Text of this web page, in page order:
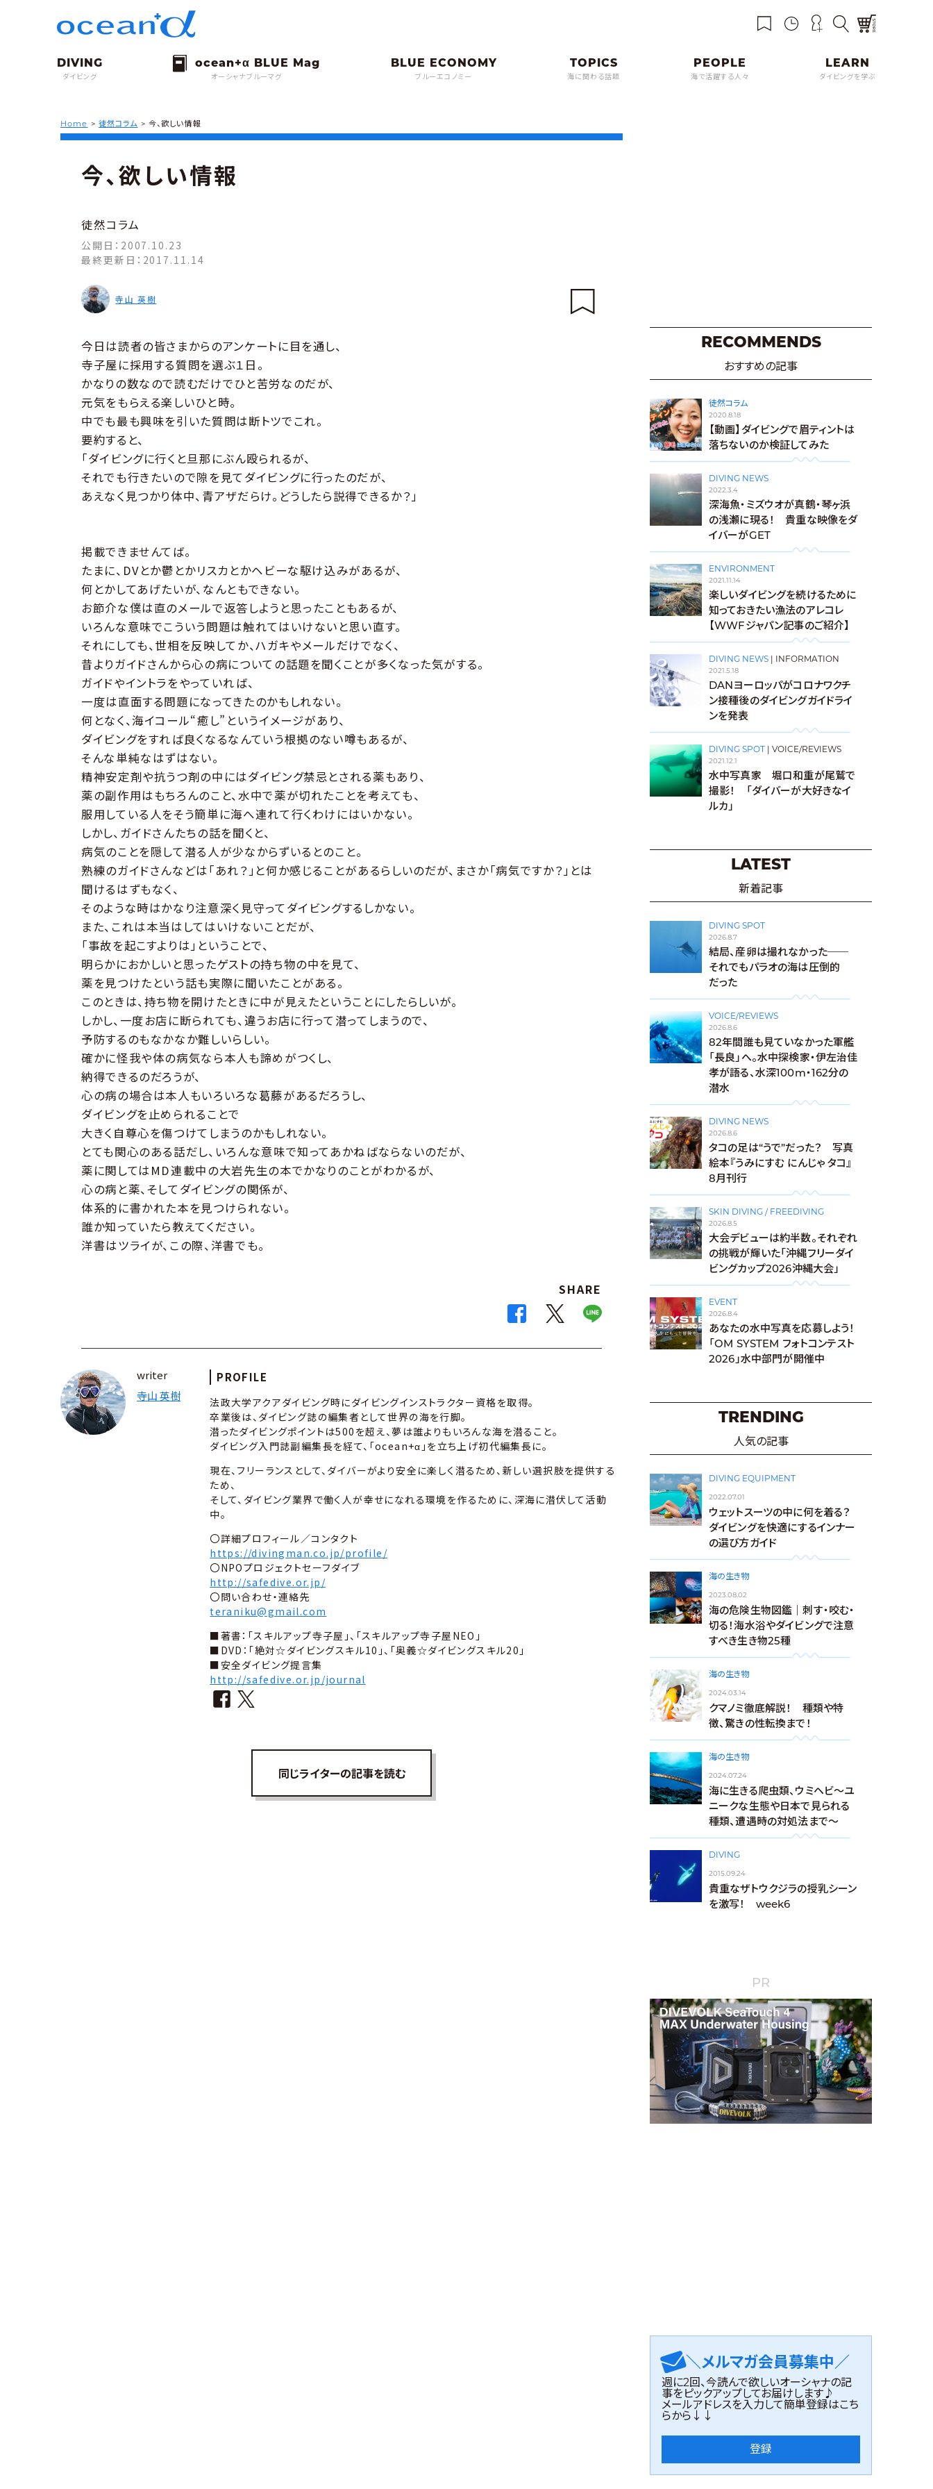
ダイビング オーシャナブルーマグ ブルーエコノミー 海に関わる話題 海で活躍する人々 ダイビングを学ぶ
Home > 徒然コラム > 今、欲しい情報
今、欲しい情報
徒然コラム
公開日： 2007.10.23
最終更新日： 2017.11.14
寺山 英樹
今日は読者の皆さまからのアンケートに目を通し、
寺子屋に採用する質問を選ぶ１日。
かなりの数なので読むだけでひと苦労なのだが、
元気をもらえる楽しいひと時。
中でも最も興味を引いた質問は断トツでこれ。
要約すると、
「ダイビングに行くと旦那にぶん殴られるが、
それでも行きたいので隙を見てダイビングに行ったのだが、
あえなく見つかり体中、青アザだらけ。どうしたら説得できるか？」
掲載できませんてば。
たまに、DVとか鬱とかリスカとかヘビーな駆け込みがあるが、
何とかしてあげたいが、なんともできない。
お節介な僕は直のメールで返答しようと思ったこともあるが、
いろんな意味でこういう問題は触れてはいけないと思い直す。
それにしても、世相を反映してか、ハガキやメールだけでなく、
昔よりガイドさんから心の病についての話題を聞くことが多くなった気がする。
ガイドやイントラをやっていれば、
一度は直面する問題になってきたのかもしれない。
何となく、海イコール“癒し”というイメージがあり、
ダイビングをすれば良くなるなんていう根拠のない噂もあるが、
そんな単純なはずはない。
精神安定剤や抗うつ剤の中にはダイビング禁忌とされる薬もあり、
薬の副作用はもちろんのこと、水中で薬が切れたことを考えても、
服用している人をそう簡単に海へ連れて行くわけにはいかない。
しかし、ガイドさんたちの話を聞くと、
病気のことを隠して潜る人が少なからずいるとのこと。
熟練のガイドさんなどは「あれ？」と何か感じることがあるらしいのだが、まさか「病気ですか？」とは
聞けるはずもなく、
そのような時はかなり注意深く見守ってダイビングするしかない。
また、これは本当はしてはいけないことだが、
「事故を起こすよりは」ということで、
明らかにおかしいと思ったゲストの持ち物の中を見て、
薬を見つけたという話も実際に聞いたことがある。
このときは、持ち物を開けたときに中が見えたということにしたらしいが。
しかし、一度お店に断られても、違うお店に行って潜ってしまうので、
予防するのもなかなか難しいらしい。
確かに怪我や体の病気なら本人も諦めがつくし、
納得できるのだろうが、
心の病の場合は本人もいろいろな葛藤があるだろうし、
ダイビングを止められることで
大きく自尊心を傷つけてしまうのかもしれない。
とても関心のある話だし、いろんな意味で知ってあかねばならないのだが、
薬に関してはMD連載中の大岩先生の本でかなりのことがわかるが、
心の病と薬、そしてダイビングの関係が、
体系的に書かれた本を見つけられない。
誰か知っていたら教えてください。
洋書はツライが、この際、洋書でも。
SHARE
writer
寺山 英樹
PROFILE
法政大学アクアダイビング時にダイビングインストラクター資格を取得。
卒業後は、ダイビング誌の編集者として世界の海を行脚。
潜ったダイビングポイントは500を超え、夢は誰よりもいろんな海を潜ること。
ダイビング入門誌副編集長を経て、「ocean+α」を立ち上げ初代編集長に。
現在、フリーランスとして、ダイバーがより安全に楽しく潜るため、新しい選択肢を提供する
ため、
そして、ダイビング業界で働く人が幸せになれる環境を作るために、深海に潜伏して活動
中。
〇詳細プロフィール／コンタクト
https://divingman.co.jp/profile/
〇NPOプロジェクトセーフダイブ
http://safedive.or.jp/
〇問い合わせ・連絡先
teraniku@gmail.com
■著書：「スキルアップ寺子屋」、「スキルアップ寺子屋NEO」
■DVD：「絶対☆ダイビングスキル10」、「奥義☆ダイビングスキル20」
■安全ダイビング提言集
http://safedive.or.jp/journal
同じライターの記事を読む
RECOMMENDS
おすすめの記事
徒然コラム
2020.8.18
【動画】ダイビングで眉ティントは
落ちないのか検証してみた
DIVING NEWS
2022.3.4
深海魚・ミズウオが真鶴・琴ヶ浜
の浅瀬に現る！ 貴重な映像をダ
イバーがGET
ENVIRONMENT
2021.11.14
楽しいダイビングを続けるために
知っておきたい漁法のアレコレ
【WWFジャパン記事のご紹介】
DIVING NEWS | INFORMATION
2021.5.18
DANヨーロッパがコロナワクチ
ン接種後のダイビングガイドライ
ンを発表
DIVING SPOT | VOICE/REVIEWS
2021.12.1
水中写真家 堀口和重が尾鷲で
撮影！ 「ダイバーが大好きなイ
ルカ」
LATEST
新着記事
DIVING SPOT
2026.8.7
結局、産卵は撮れなかった──
それでもパラオの海は圧倒的
だった
VOICE/REVIEWS
2026.8.6
82年間誰も見ていなかった軍艦
「長良」へ。水中探検家・伊左治佳
孝が語る、水深100m・162分の
潜水
DIVING NEWS
2026.8.6
タコの足は“うで”だった？ 写真
絵本『うみにすむ にんじゃ タコ』
8月刊行
SKIN DIVING / FREEDIVING
2026.8.5
大会デビューは約半数。それぞれ
の挑戦が輝いた「沖縄フリーダイ
ビングカップ2026沖縄大会」
EVENT
2026.8.4
あなたの水中写真を応募しよう！
「OM SYSTEM フォトコンテスト
2026」水中部門が開催中
TRENDING
人気の記事
DIVING EQUIPMENT
2022.07.01
ウェットスーツの中に何を着る？
ダイビングを快適にするインナー
の選び方ガイド
海の生き物
2023.08.02
海の危険生物図鑑｜刺す・咬む・
切る！海水浴やダイビングで注意
すべき生き物25種
海の生き物
2024.03.14
クマノミ徹底解説！ 種類や特
徴、驚きの性転換まで！
海の生き物
2024.07.24
海に生きる爬虫類、ウミヘビ～ユ
ニークな生態や日本で見られる
種類、遭遇時の対処法まで～
DIVING
2015.09.24
貴重なザトウクジラの授乳シーン
を激写！ week6
PR
＼メルマガ会員募集中／
週に2回、今読んで欲しいオーシャナの記
事をピックアップしてお届けします♪
メールアドレスを入力して簡単登録はこち
らから↓↓
登録